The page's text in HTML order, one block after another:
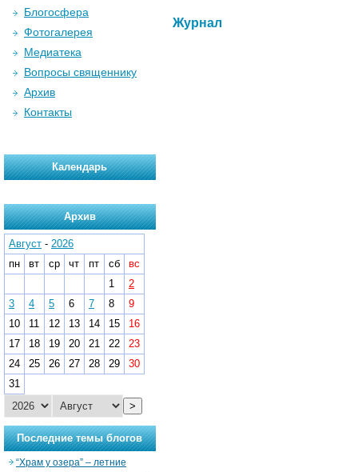
Журнал
Блогосфера
Фотогалерея
Медиатека
Вопросы священнику
Архив
Контакты
Календарь
Архив
Август - 2026
пн
вт ср чт пт сб
вс
1
2
3
4 5 6 7 8
9
10
11 12 13 14 15
16
17
18 19 20 21 22
23
24
25 26 27 28 29
30
31
>
Последние темы блогов
“Храм у озера” – летние